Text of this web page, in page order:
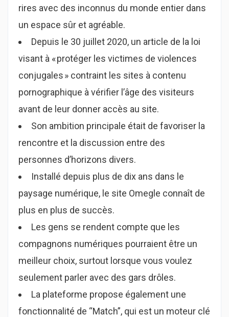
rires avec des inconnus du monde entier dans
un espace sûr et agréable.
Depuis le 30 juillet 2020, un article de la loi
visant à « protéger les victimes de violences
conjugales » contraint les sites à contenu
pornographique à vérifier l’âge des visiteurs
avant de leur donner accès au site.
Son ambition principale était de favoriser la
rencontre et la discussion entre des
personnes d’horizons divers.
Installé depuis plus de dix ans dans le
paysage numérique, le site Omegle connaît de
plus en plus de succès.
Les gens se rendent compte que les
compagnons numériques pourraient être un
meilleur choix, surtout lorsque vous voulez
seulement parler avec des gars drôles.
La plateforme propose également une
fonctionnalité de “Match”, qui est un moteur clé